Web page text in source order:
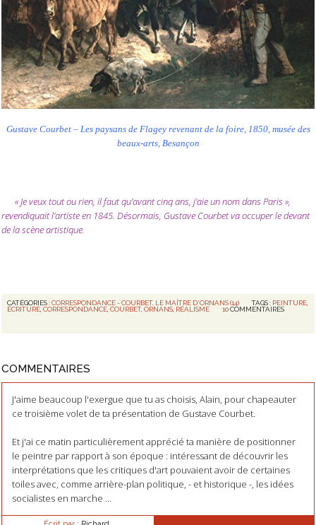
Gustave Courbet – Les paysans de Flagey revenant de la foire, 1850, musée des
beaux-arts, Besançon
« Je veux tout ou rien, il faut qu’avant cinq ans, j’aie un nom dans Paris »,
revendiquait l’artiste en 1845. Désormais, Gustave Courbet va occuper le devant
de la scène artistique.
CATÉGORIES :CORRESPONDANCE - COURBET, LE MAÎTRE D'ORNANS (14) TAGS : PEINTURE
ÉCRITURE ,CORRESPONDANCE ,COURBET,ORNANS RÉALISME 10 COMMENTAIRES
COMMENTAIRES
J'aime beaucoup l'exergue que tu as choisis, Alain, pour chapeauter
ce troisième volet de ta présentation de Gustave Courbet.
Et j'ai ce matin particulièrement apprécié ta manière de positionner
le peintre par rapport à son époque : intéressant de découvrir les
interprétations que les critiques d'art pouvaient avoir de certaines
toiles avec, comme arrière-plan politique, - et historique -, les idées
socialistes en marche ...